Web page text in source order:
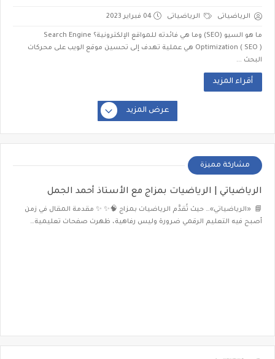
الرياضياتى الرياضياتى 04 فبراير 2023
ما هو السيو (SEO) وما هي فائدته للمواقع الإلكترونية؟ Search Engine
Optimization ( SEO ) هي عملية تهدف إلى تحسين موقع الويب على محركات
البحث ...
أقراء المزيد
عرض المزيد
مشاركة مميزة
الرياضياتي | الرياضيات بمزاج مع الأستاذ أحمد الجمل
📘 «الرياضياتي»… حيث تُقدَّم الرياضيات بمزاج 🧠✨ ✨ مقدمة المقال في زمن
أصبح فيه التعليم الرقمي ضرورة وليس رفاهية، ظهرت صفحات تعليمية…